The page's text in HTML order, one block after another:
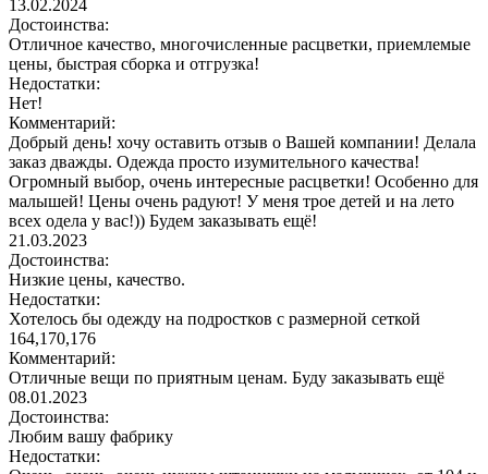
13.02.2024
Достоинства:
Отличное качество, многочисленные расцветки, приемлемые
цены, быстрая сборка и отгрузка!
Недостатки:
Нет!
Комментарий:
Добрый день! хочу оставить отзыв о Вашей компании! Делала
заказ дважды. Одежда просто изумительного качества!
Огромный выбор, очень интересные расцветки! Особенно для
малышей! Цены очень радуют! У меня трое детей и на лето
всех одела у вас!)) Будем заказывать ещё!
21.03.2023
Достоинства:
Низкие цены, качество.
Недостатки:
Хотелось бы одежду на подростков с размерной сеткой
164,170,176
Комментарий:
Отличные вещи по приятным ценам. Буду заказывать ещё
08.01.2023
Достоинства:
Любим вашу фабрику
Недостатки: